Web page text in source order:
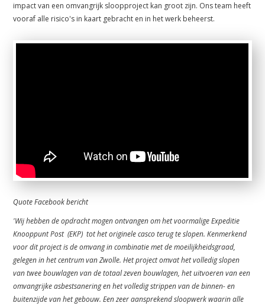
impact van een omvangrijk sloopproject kan groot zijn. Ons team heeft
vooraf alle risico's in kaart gebracht en in het werk beheerst.
Quote Facebook bericht
'Wij hebben de opdracht mogen ontvangen om het voormalige Expeditie
Knooppunt Post (EKP) tot het originele casco terug te slopen. Kenmerkend
voor dit project is de omvang in combinatie met de moeilijkheidsgraad,
gelegen in het centrum van Zwolle. Het project omvat het volledig slopen
van twee bouwlagen van de totaal zeven bouwlagen, het uitvoeren van een
omvangrijke asbestsanering en het volledig strippen van de binnen- en
buitenzijde van het gebouw. Een zeer aansprekend sloopwerk waarin alle